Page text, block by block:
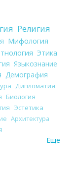
Религия
Мифология
Этика
Языкознание
Демография
Дипломатия
Биология
Эстетика
Архитектура
Еще